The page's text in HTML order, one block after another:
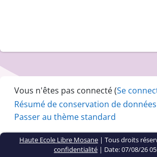
Vous n'êtes pas connecté (Se
Résumé de conservation de données
Passer au thème standard
Haute Ecole Libre Mosane | Tous droits
confidentialité | Date: 07/08/26